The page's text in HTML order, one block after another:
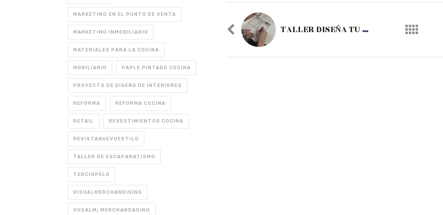
MARKETING EN EL PUNTO DE VENTA
MARKETING INMOBILIARIO
MATERIALES PARA LA COCINA
MOBILIARIO PAPLE PINTADO COCINA
PROYECTO DE DISEÑO DE INTERIORES
REFORMA REFORMA COCINA
RETAIL REVESTIMIENTOS COCINA
REVISTANUEVOESTILO
TALLER DE ESCAPARATISMO
TERCIOPELO
VISUALMERCHANDISING
VUSALM¡ MERCHANDASING
TALLER DISEÑA TU ESCAPARATE II